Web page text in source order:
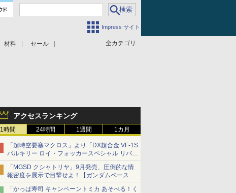
Impress サイト
全カテゴリ
材料 セール
アクセスランキング
1時間 24時間 1週間 1カ月
「超時空要塞マクロス」より「DX超合金 VF-1S
バルキリー ロイ・フォッカースペシャル リバイ
バルVer.」本日発売！
「MGSD クシャトリヤ」9月発売、圧倒的な情
報密度を展示で目撃せよ！【ガンダムベース撮
り下ろし】
「かっぱ寿司 キャンペーントミカ あそべる！く